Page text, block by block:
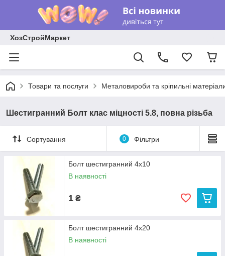
ХозСтройМаркет
Товари та послуги Металовироби та кріпильні
Шестигранний Болт клас міцності 5.8, повна різьба
Сортування 0 Фільтри
Болт шестигранний 4х10
В наявності
1 ₴
Болт шестигранний 4х20
В наявності